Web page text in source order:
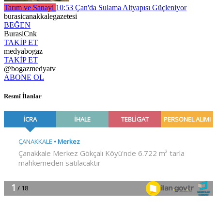
Tarım ve Sanayi 10:53 Çan'da Sulama Altyapısı Güçleniyor
burasicanakkalegazetesi
BEĞEN
BurasiCnk
TAKİP ET
medyabogaz
TAKİP ET
@bogazmedyatv
ABONE OL
Resmî İlanlar